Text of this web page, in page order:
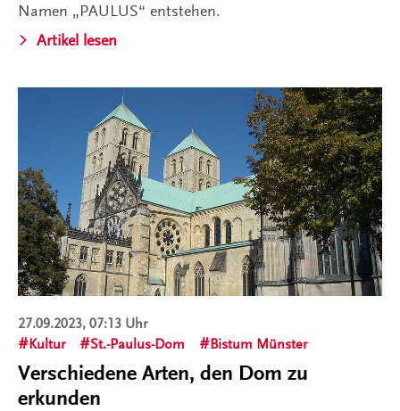
Namen „PAULUS“ entstehen.
Artikel lesen
27.09.2023, 07:13 Uhr
Kultur
St.-Paulus-Dom Bistum Münster
Verschiedene Arten, den Dom zu
erkunden